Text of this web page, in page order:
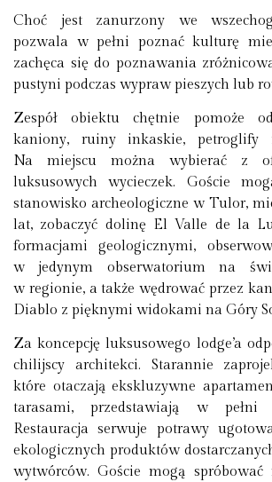
Choć jest zanurzony we
pozwala w pełni poznać kulturę
zachęca się do poznawania
pustyni podczas wypraw pieszych lub
Zespół obiektu chętnie pomoże
kaniony, ruiny inkaskie, petroglify
Na miejscu można wybierać z
luksusowych wycieczek. Goście
stanowisko archeologiczne w Tulor,
lat, zobaczyć dolinę El Valle de la
formacjami geologicznymi,
w jedynym obserwatorium na
w regionie, a także wędrować przez
Diablo z pięknymi widokami na Góry
Za koncepcję luksusowego lodge’a
chilijscy architekci. Starannie
które otaczają ekskluzywne
tarasami, przedstawiają w pełni
Restauracja serwuje potrawy
ekologicznych produktów
wytwórców. Goście mogą spróbować